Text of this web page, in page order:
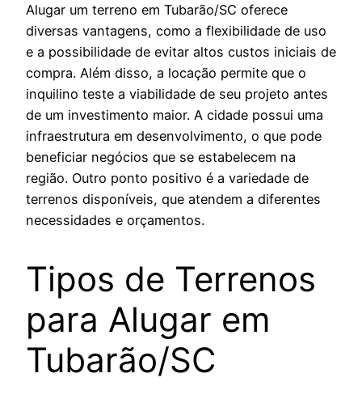
Alugar um terreno em Tubarão/SC oferece
diversas vantagens, como a flexibilidade de uso
e a possibilidade de evitar altos custos iniciais de
compra. Além disso, a locação permite que o
inquilino teste a viabilidade de seu projeto antes
de um investimento maior. A cidade possui uma
infraestrutura em desenvolvimento, o que pode
beneficiar negócios que se estabelecem na
região. Outro ponto positivo é a variedade de
terrenos disponíveis, que atendem a diferentes
necessidades e orçamentos.
Tipos de Terrenos
para Alugar em
Tubarão/SC